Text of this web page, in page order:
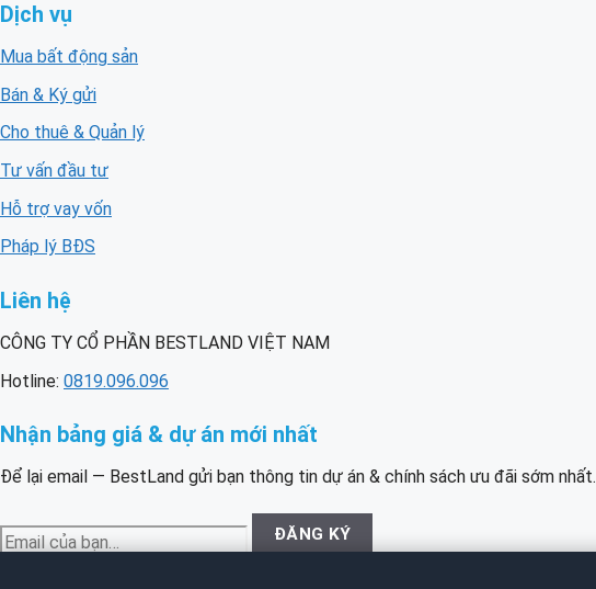
Dịch vụ
Mua bất động sản
Bán & Ký gửi
Cho thuê & Quản lý
Tư vấn đầu tư
Hỗ trợ vay vốn
Pháp lý BĐS
Liên hệ
CÔNG TY CỔ PHẦN BESTLAND VIỆT NAM
Hotline: 0819.096.096
Nhận bảng giá & dự án mới nhất
Để lại email — BestLand gửi bạn thông tin dự án & chính sách ưu đãi sớm nhất.
Email
của
ĐĂNG KÝ